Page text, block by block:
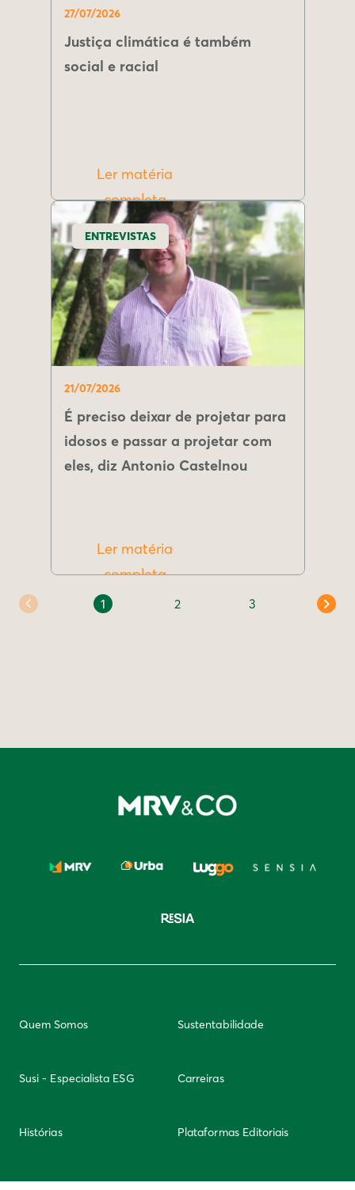
27/07/2026
Justiça climática é também
social e racial
Ler matéria
completa
ENTREVISTAS
21/07/2026
É preciso deixar de projetar para
idosos e passar a projetar com
eles, diz Antonio Castelnou
Ler matéria
completa
1 2 3
Quem Somos Sustentabilidade
Susi - Especialista ESG Carreiras
Histórias Plataformas Editoriais
Newsletter Integridade